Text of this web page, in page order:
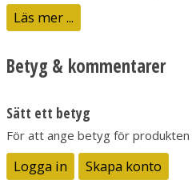
och komfort. Fullt utrustad med
förvaring, och
luftgenomströmning. Jackan är
DWR, som hjälper materialet att
Läs mer ...
Betyg & kommentarer
Sätt ett betyg
För att ange betyg för produkten
Logga in Skapa konto